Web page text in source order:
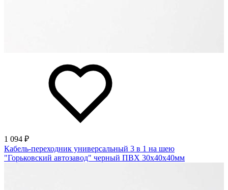
1 094 ₽
Кабель-переходник универсальный 3 в 1 на шею
"Горьковский автозавод" черный ПВХ 30х40х40мм